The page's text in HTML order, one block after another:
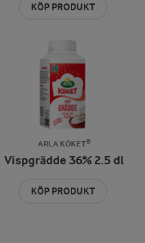
KÖP PRODUKT
ARLA KÖKET®
Vispgrädde 36% 2.5 dl
KÖP PRODUKT